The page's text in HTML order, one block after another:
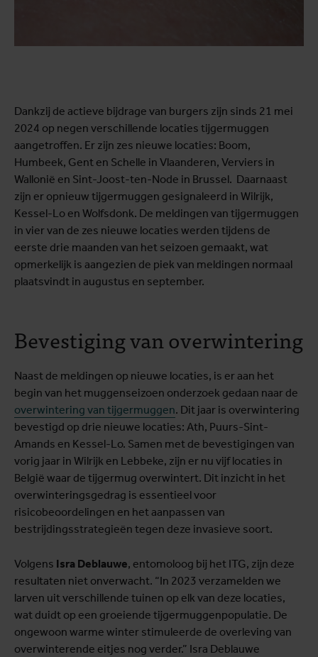
Dankzij de actieve bijdrage van burgers zijn sinds 21 mei
2024 op negen verschillende locaties tijgermuggen
aangetroffen. Er zijn zes nieuwe locaties: Boom,
Humbeek, Gent en Schelle in Vlaanderen, Verviers in
Wallonië en Sint-Joost-ten-Node in Brussel. Daarnaast
zijn er opnieuw tijgermuggen gesignaleerd in Wilrijk,
Kessel-Lo en Wolfsdonk. De meldingen van tijgermuggen
in vier van de zes nieuwe locaties werden tijdens de
eerste drie maanden van het seizoen gemaakt, wat
opmerkelijk is aangezien de piek van meldingen normaal
plaatsvindt in augustus en september.
Bevestiging van overwintering
Naast de meldingen op nieuwe locaties, is er aan het
begin van het muggenseizoen onderzoek gedaan naar de
overwintering van tijgermuggen. Dit jaar is overwintering
bevestigd op drie nieuwe locaties: Ath, Puurs-Sint-
Amands en Kessel-Lo. Samen met de bevestigingen van
vorig jaar in Wilrijk en Lebbeke, zijn er nu vijf locaties in
België waar de tijgermug overwintert. Dit inzicht in het
overwinteringsgedrag is essentieel voor
risicobeoordelingen en het aanpassen van
bestrijdingsstrategieën tegen deze invasieve soort.
Volgens Isra Deblauwe, entomoloog bij het ITG, zijn deze
resultaten niet onverwacht. “In 2023 verzamelden we
larven uit verschillende tuinen op elk van deze locaties,
wat duidt op een groeiende tijgermuggenpopulatie. De
ongewoon warme winter stimuleerde de overleving van
overwinterende eitjes nog verder.” Isra Deblauwe